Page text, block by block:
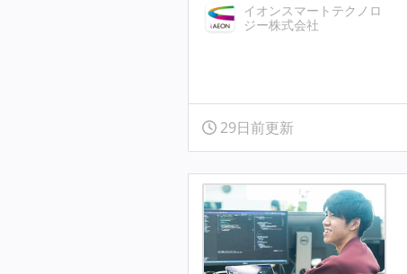
イオンスマートテクノロ
ジー株式会社
29日前更新